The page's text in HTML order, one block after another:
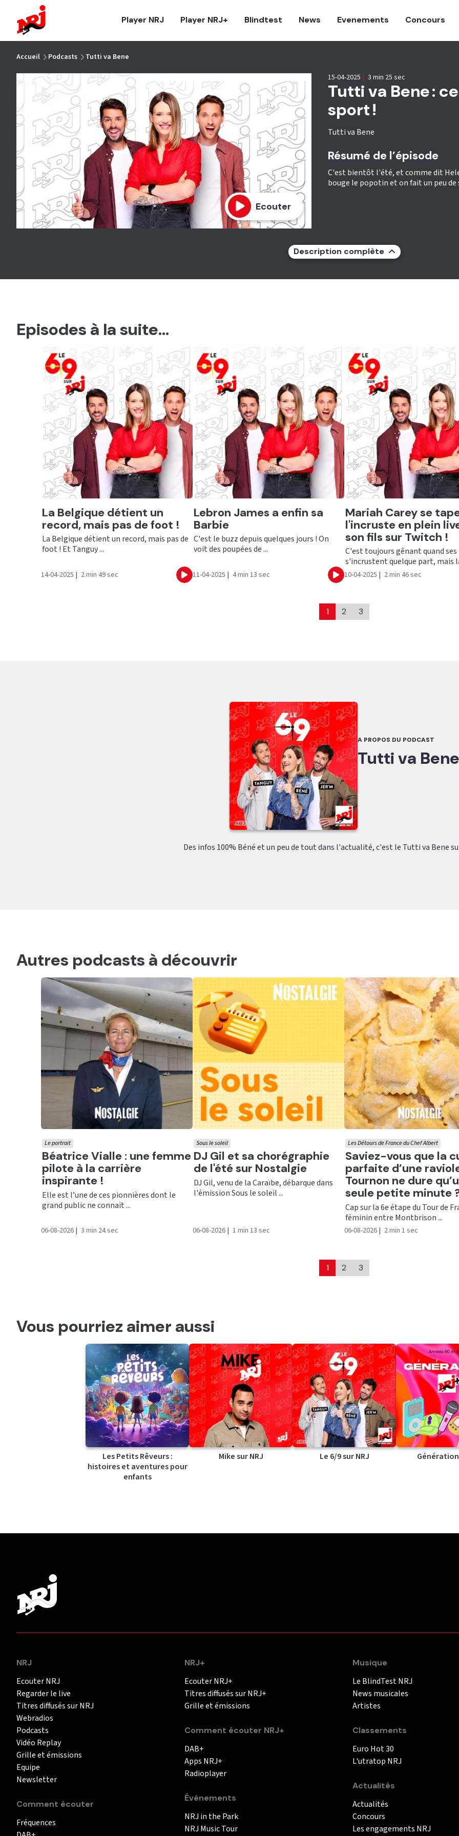
Player NRJ Player NRJ+ Blindtest News Evenements Concours
Accueil Podcasts Tutti va Bene
Ecouter
Tutti va Bene :
sport !
Tutti va Bene
15-04-2025 | 3 min 25 sec
Résumé de l’épisode
C'est bientôt l'été, et comme dit
bouge le popotin et on fait un peu de
Description complète
Episodes à la suite...
Ecouter
La Belgique détient un
record, mais pas de foot !
La Belgique détient un record, mais pas de
foot ! Et Tanguy ...
14-04-2025 | 2 min 49 sec Ecouter
Ecouter
Lebron James a enfin sa
Barbie
C'est le buzz depuis quelques jours ! On
voit des poupées de ...
11-04-2025 | 4 min 13 sec Ecouter
Ecouter
Mariah Carey se
l'incruste en plein
son fils sur Twitch !
C'est toujours gênant quand
s'incrustent quelque part, mais
10-04-2025 | 2 min 46 sec
1 2 3
A PROPOS DU PODCAST
Tutti va Bene
Des infos 100% Béné et un peu de tout dans l'actualité, c'est le Tutti va Bene
Autres podcasts à découvrir
Ecouter
Béatrice Vialle : une femme
pilote à la carrière
inspirante !
Le portrait
Elle est l’une de ces pionnières dont le
grand public ne connait ...
06-08-2026 | 3 min 24 sec
Ecouter
DJ Gil et sa chorégraphie
de l'été sur Nostalgie
Sous le soleil
DJ Gil, venu de la Caraïbe, débarque dans
l'émission Sous le soleil ...
06-08-2026 | 1 min 13 sec
Ecouter
Saviez-vous que la
parfaite d’une
Tournon ne dure
seule petite minute
Les Détours de France du Chef Albert
Cap sur la 6e étape du Tour de
féminin entre Montbrison ...
06-08-2026 | 2 min 1 sec
1 2 3
Vous pourriez aimer aussi
Les Petits Rêveurs :
histoires et aventures pour
enfants
Mike sur NRJ Le 6/9 sur NRJ Génération
NRJ
Ecouter NRJ
Regarder le live
Titres diffusés sur NRJ
Webradios
Podcasts
Vidéo Replay
Grille et émissions
Equipe
Newsletter
Comment écouter
Fréquences
NRJ+
Ecouter NRJ+
Titres diffusés sur NRJ+
Grille et émissions
Comment écouter NRJ+
DAB+
Apps NRJ+
Radioplayer
Événements
NRJ in the Park
NRJ Music Tour
Musique
Le BlindTest NRJ
News musicales
Artistes
Classements
Euro Hot 30
L'utratop NRJ
Actualités
Actualités
Concours
Les engagements NRJ